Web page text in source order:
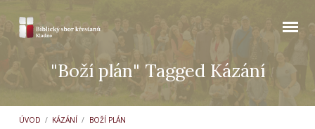
"Boží plán" Tagged Kázání
ÚVOD / KÁZÁNÍ / BOŽÍ PLÁN